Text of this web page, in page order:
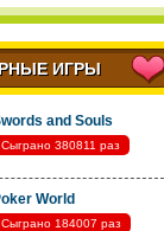
ИГРЫ
and Souls
Сыграно 380811 раз
World
Сыграно 184007 раз